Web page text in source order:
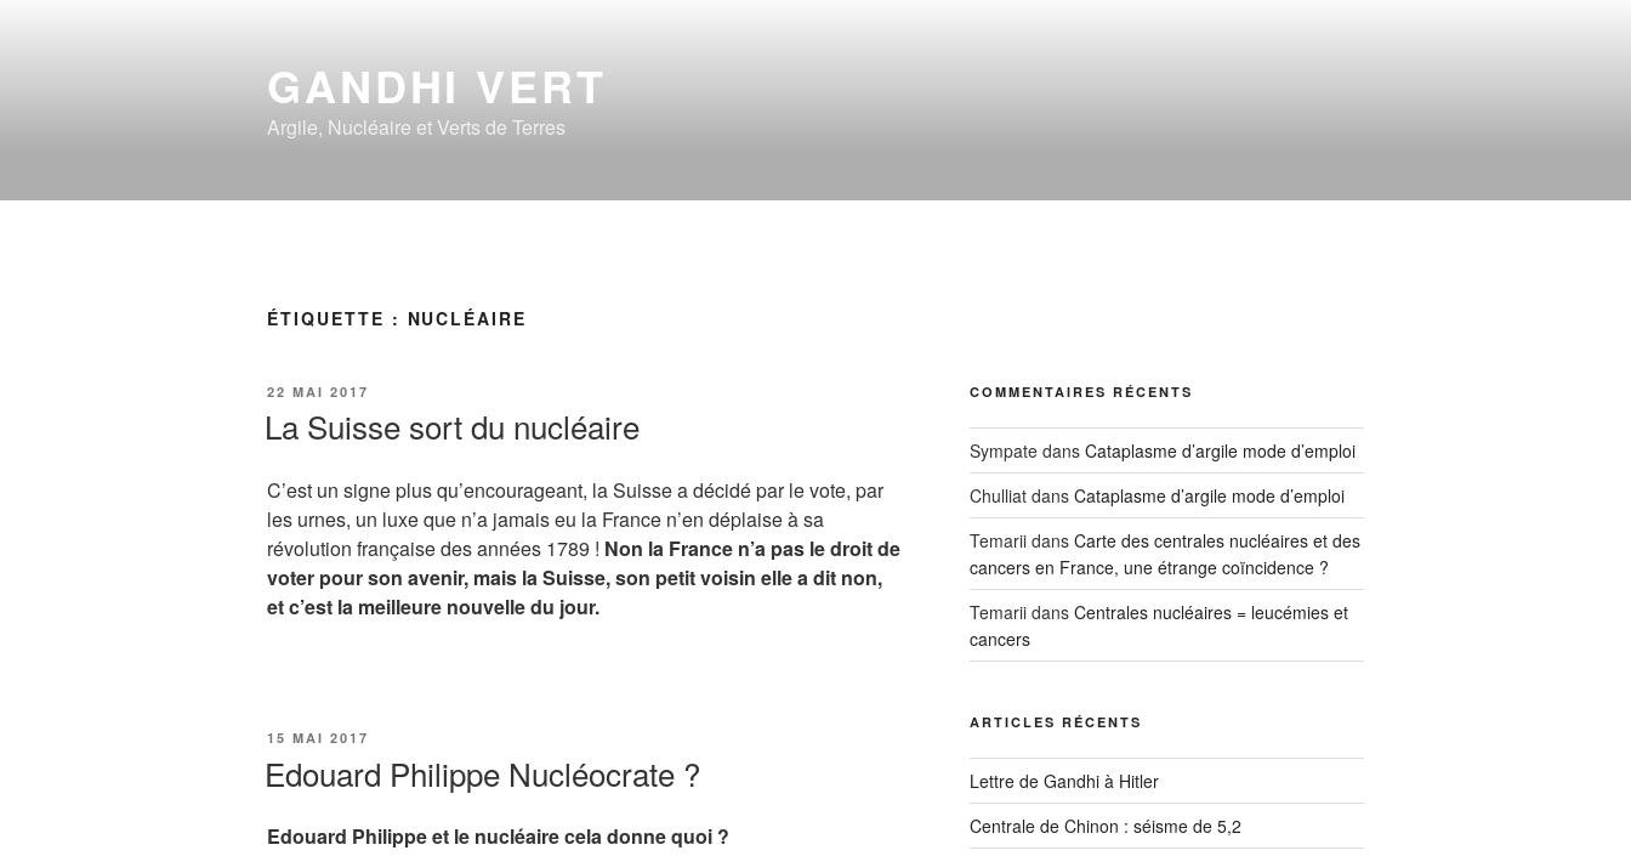
GANDHI VERT
Argile, Nucléaire et Verts de Terres
ÉTIQUETTE : NUCLÉAIRE
PUBLIÉ
22 MAI 2017
La Suisse sort du nucléaire
C’est un signe plus qu’encourageant, la Suisse a décidé par le vote, par
les urnes, un luxe que n’a jamais eu la France n’en déplaise à sa
révolution française des années 1789 ! Non la France n’a pas le droit de
voter pour son avenir, mais la Suisse, son petit voisin elle a dit non,
et c’est la meilleure nouvelle du jour.
PUBLIÉ
15 MAI 2017
Edouard Philippe Nucléocrate ?
Edouard Philippe et le nucléaire cela donne quoi ?
COMMENTAIRES RÉCENTS
Sympatedans Cataplasme d’argile mode d’emploi
Chulliatdans Cataplasme d’argile mode d’emploi
Temariidans Carte des centrales nucléaires et des
cancers en France, une étrange coïncidence ?
Temariidans Centrales nucléaires = leucémies et
cancers
ARTICLES RÉCENTS
Lettre de Gandhi à Hitler
Centrale de Chinon : séisme de 5,2